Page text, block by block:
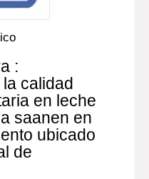
:
calidad
en leche
saanen en
ubicado
de